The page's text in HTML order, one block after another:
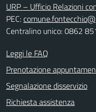
URP – Ufficio Relazioni
PEC:
Centralino unico: 0862
Leggi le FAQ
Prenotazione
Segnalazione disservizio
Richiesta assistenza